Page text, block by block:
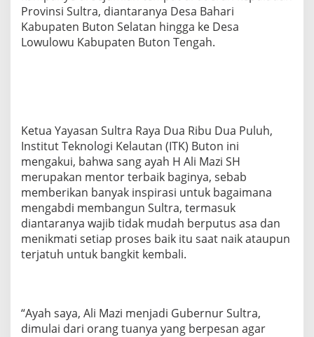
h
A
l
i
Provinsi Sultra, diantaranya Desa Bahari
Kabupaten Buton Selatan hingga ke Desa
Lowulowu Kabupaten Buton Tengah.
Ketua Yayasan Sultra Raya Dua Ribu Dua Puluh,
Institut Teknologi Kelautan (ITK) Buton ini
mengakui, bahwa sang ayah H Ali Mazi SH
merupakan mentor terbaik baginya, sebab
memberikan banyak inspirasi untuk bagaimana
mengabdi membangun Sultra, termasuk
diantaranya wajib tidak mudah berputus asa dan
menikmati setiap proses baik itu saat naik ataupun
terjatuh untuk bangkit kembali.
“Ayah saya, Ali Mazi menjadi Gubernur Sultra,
dimulai dari orang tuanya yang berpesan agar